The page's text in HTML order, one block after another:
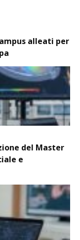
alleati per
del Master
e